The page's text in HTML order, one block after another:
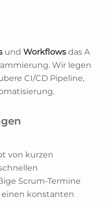
und Workflows das A
Wir legen
CI/CD Pipeline,
von kurzen
Scrum-Termine
einen konstanten